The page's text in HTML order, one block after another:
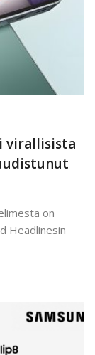
virallisista
on
Headlinesin